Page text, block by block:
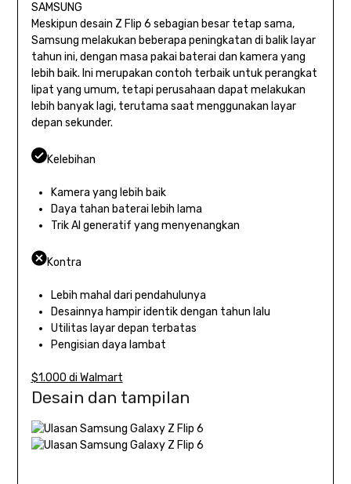
SAMSUNG
Meskipun desain Z Flip 6 sebagian besar tetap sama,
Samsung melakukan beberapa peningkatan di balik layar
tahun ini, dengan masa pakai baterai dan kamera yang
lebih baik. Ini merupakan contoh terbaik untuk perangkat
lipat yang umum, tetapi perusahaan dapat melakukan
lebih banyak lagi, terutama saat menggunakan layar
depan sekunder.
Kelebihan
Kamera yang lebih baik
Daya tahan baterai lebih lama
Trik AI generatif yang menyenangkan
Kontra
Lebih mahal dari pendahulunya
Desainnya hampir identik dengan tahun lalu
Utilitas layar depan terbatas
Pengisian daya lambat
$1.000 di Walmart
Desain dan tampilan